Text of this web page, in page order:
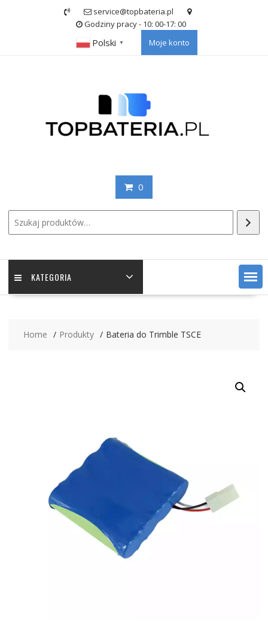
service@topbateria.pl
Godziny pracy - 10: 00-17: 00
Polski ▼ Moje konto
0
KATEGORIA
Home Produkty Bateria do Trimble TSCE